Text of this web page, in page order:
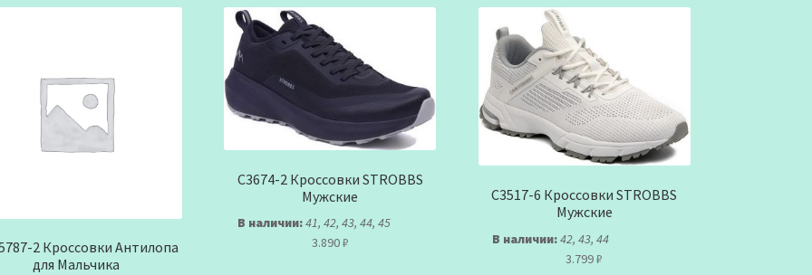
2 Кроссовки Антилопа
для Мальчика
C3674-2 Кроссовки STROBBS
Мужские
В наличии:41, 42, 43, 44, 45
3.890₽
C3517-6 Кроссовки STROBBS
Мужские
В наличии:42, 43, 44
3.799₽